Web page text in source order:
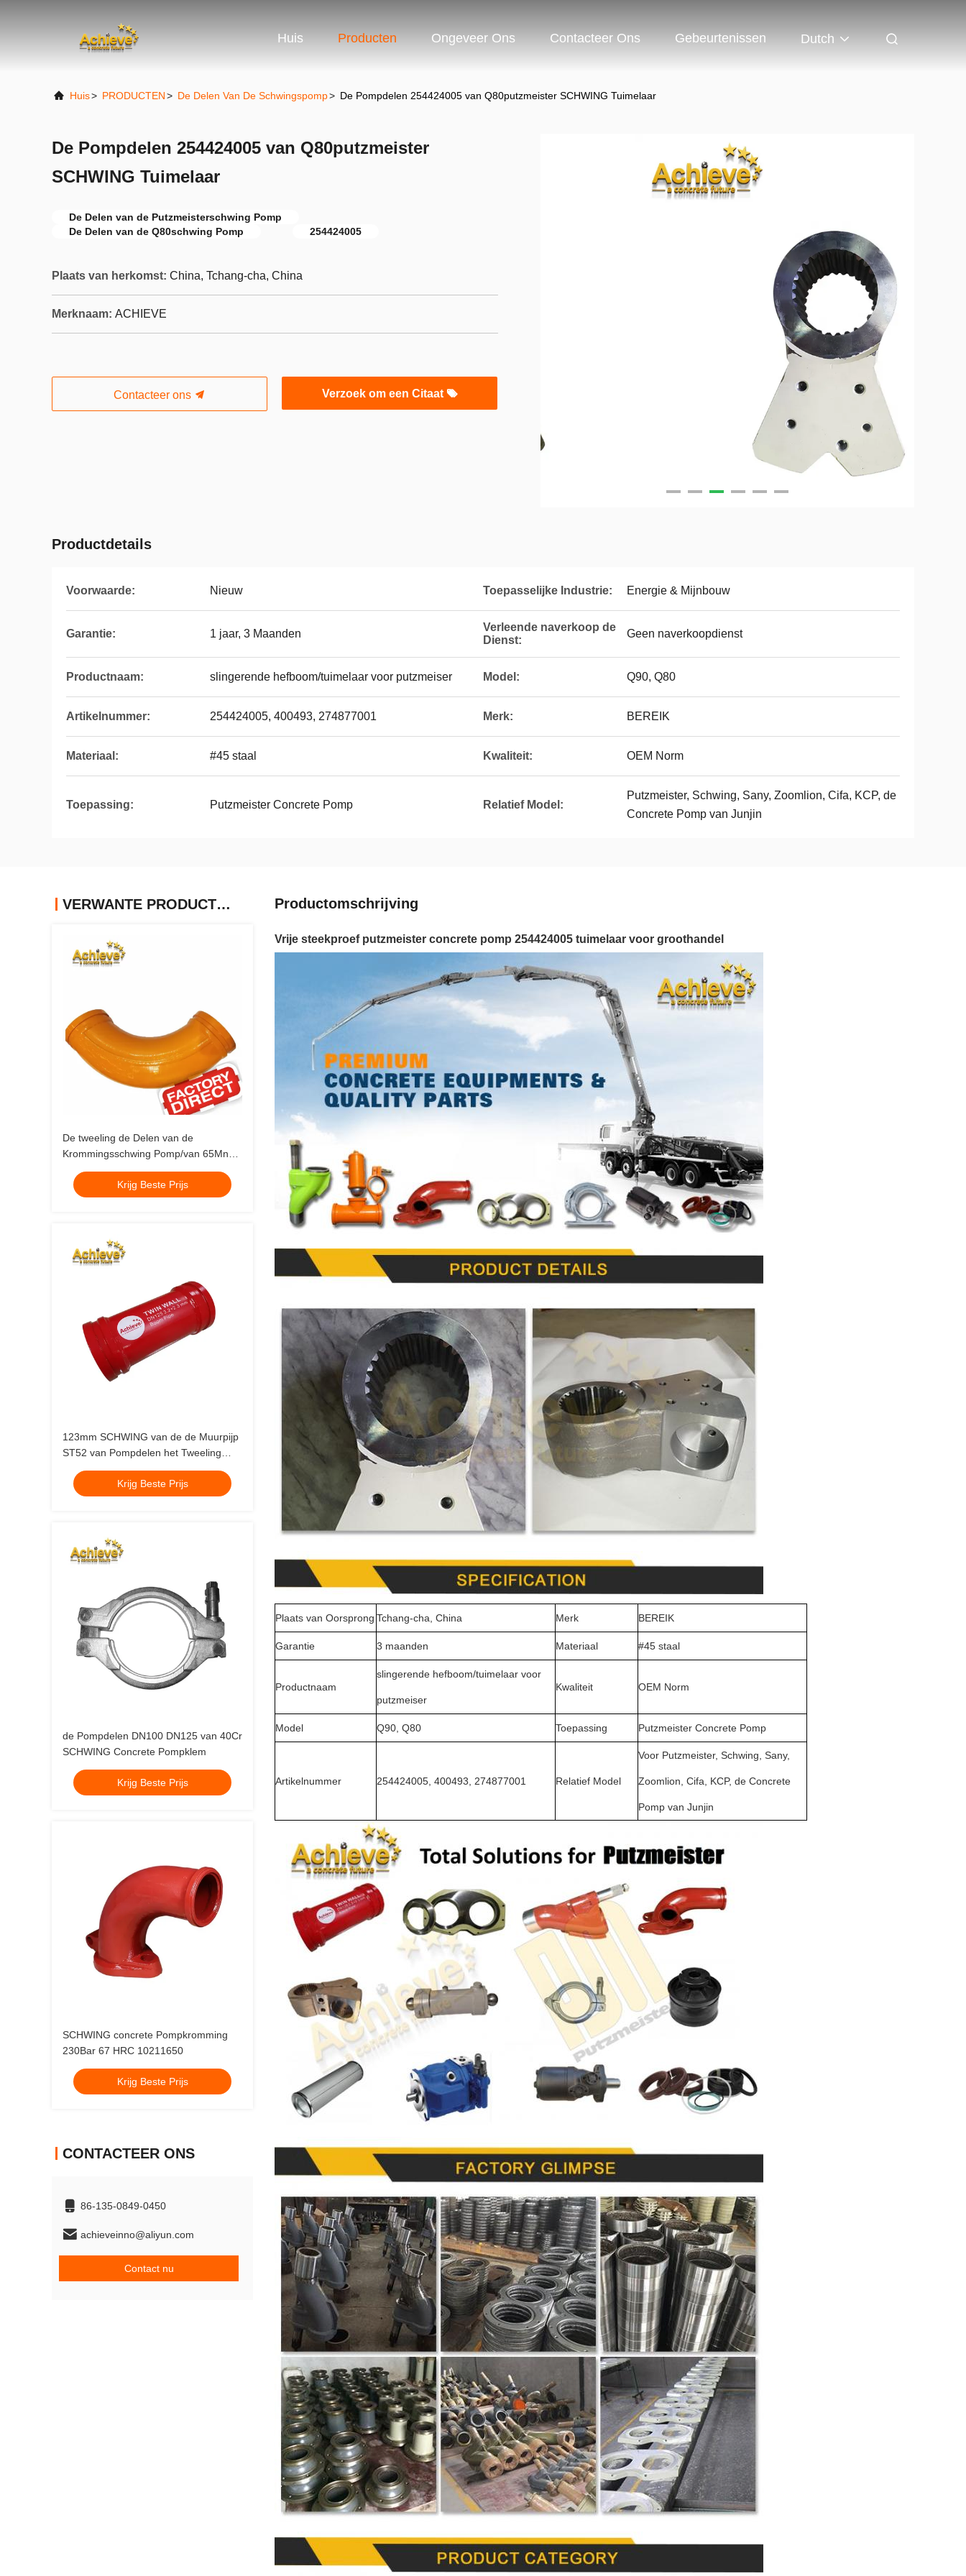
Huis Producten Ongeveer Ons Contacteer Ons Gebeurtenissen Dutch
Huis> PRODUCTEN> De Delen Van De Schwingspomp> De Pompdelen 254424005 van Q80putzmeister SCHWING Tuimelaar
De Pompdelen 254424005 van Q80putzmeister
SCHWING Tuimelaar
De Delen van de Putzmeisterschwing Pomp
De Delen van de Q80schwing Pomp
254424005
Plaats van herkomst: China, Tchang-cha, China
Merknaam: ACHIEVE
Contacteer ons Verzoek om een Citaat
Productdetails
Voorwaarde: Nieuw Toepasselijke Industrie: Energie & Mijnbouw
Garantie: 1 jaar, 3 Maanden
Verleende naverkoop de
Dienst:
Geen naverkoopdienst
Productnaam: slingerende hefboom/tuimelaar voor putzmeiser Model: Q90, Q80
Artikelnummer: 254424005, 400493, 274877001 Merk: BEREIK
Materiaal: #45 staal Kwaliteit: OEM Norm
Toepassing: Putzmeister Concrete Pomp Relatief Model:
Putzmeister, Schwing, Sany, Zoomlion, Cifa, KCP, de
Concrete Pomp van Junjin
VERWANTE PRODUCTEN
De tweeling de Delen van de
Krommingsschwing Pomp/van 65MnCr
Dubbele Elleboog van de Laag
Concrete PompKrijg Beste Prijs
123mm SCHWING van de de Muurpijp
ST52 van Pompdelen het Tweeling
Gietende Staal
Krijg Beste Prijs
de Pompdelen DN100 DN125 van 40Cr
SCHWING Concrete Pompklem
Krijg Beste Prijs
SCHWING concrete Pompkromming
230Bar 67 HRC 10211650
Krijg Beste Prijs
CONTACTEER ONS
86-135-0849-0450
achieveinno@aliyun.com
Contact nu
Productomschrijving
Vrije steekproef putzmeister concrete pomp 254424005 tuimelaar voor groothandel
Plaats van Oorsprong Tchang-cha, China Merk BEREIK
Garantie 3 maanden Materiaal #45 staal
Productnaam
slingerende hefboom/tuimelaar voor
putzmeiser
Kwaliteit OEM Norm
Model Q90, Q80 Toepassing Putzmeister Concrete Pomp
Artikelnummer 254424005, 400493, 274877001 Relatief Model
Voor Putzmeister, Schwing, Sany,
Zoomlion, Cifa, KCP, de Concrete
Pomp van Junjin